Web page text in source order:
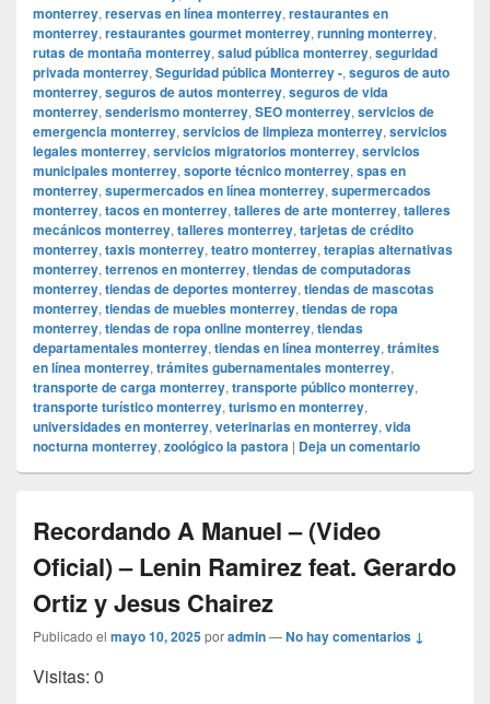
monterrey, reservas en línea monterrey, restaurantes en
monterrey, restaurantes gourmet monterrey, running monterrey,
rutas de montaña monterrey, salud pública monterrey, seguridad
privada monterrey, Seguridad pública Monterrey -, seguros de auto
monterrey, seguros de autos monterrey, seguros de vida
monterrey, senderismo monterrey, SEO monterrey, servicios de
emergencia monterrey, servicios de limpieza monterrey, servicios
legales monterrey, servicios migratorios monterrey, servicios
municipales monterrey, soporte técnico monterrey, spas en
monterrey, supermercados en línea monterrey, supermercados
monterrey, tacos en monterrey, talleres de arte monterrey, talleres
mecánicos monterrey, talleres monterrey, tarjetas de crédito
monterrey, taxis monterrey, teatro monterrey, terapias alternativas
monterrey, terrenos en monterrey, tiendas de computadoras
monterrey, tiendas de deportes monterrey, tiendas de mascotas
monterrey, tiendas de muebles monterrey, tiendas de ropa
monterrey, tiendas de ropa online monterrey, tiendas
departamentales monterrey, tiendas en línea monterrey, trámites
en línea monterrey, trámites gubernamentales monterrey,
transporte de carga monterrey, transporte público monterrey,
transporte turístico monterrey, turismo en monterrey,
universidades en monterrey, veterinarias en monterrey, vida
nocturna monterrey, zoológico la pastora | Deja un comentario
Recordando A Manuel – (Video
Oficial) – Lenin Ramirez feat. Gerardo
Ortiz y Jesus Chairez
Publicado el mayo 10, 2025poradmin—No hay comentarios ↓
Visitas: 0